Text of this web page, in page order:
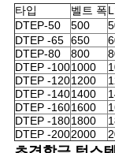
사
이
트
맵
타입 벨트 폭
DTEP-50
500
DTEP -65 650
DTEP-80
800
DTEP -1001000
DTEP -1201200
DTEP -1401400
DTEP -1601600
DTEP -1801800
DTEP -2002000